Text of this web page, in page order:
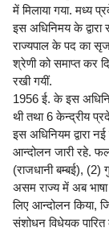
में मिलाया गया. मध्य
इस अधिनिमय के द्वारा
राज्यपाल के पद का
श्रेणी को समाप्त कर
रखी गयीं.
1956 ई. के इस
थी तथा 6 केन्द्रीय
इस अधिनियम द्वारा
आन्दोलन जारी रहे.
(राजधानी बम्बई), (2)
असम राज्य में अब
लिए आन्दोलन किया,
संशोधन विधेयक पारित